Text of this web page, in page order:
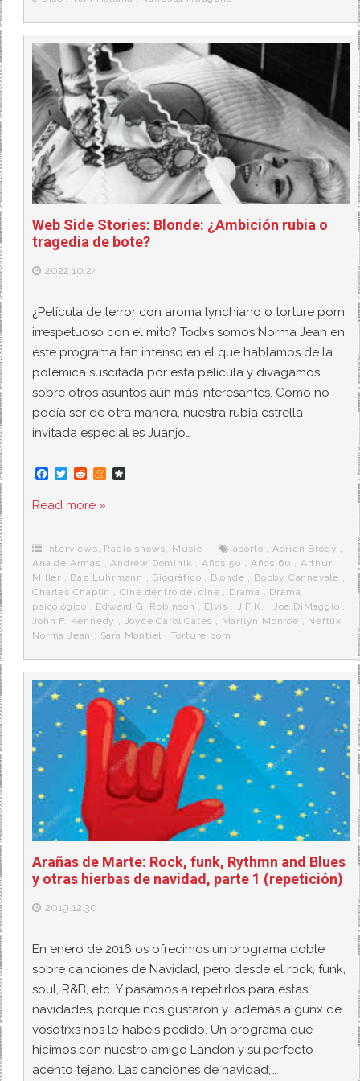
Web Side Stories: Blonde: ¿Ambición rubia o
tragedia de bote?
2022.10.24
¿Película de terror con aroma lynchiano o torture porn
irrespetuoso con el mito? Todxs somos Norma Jean en
este programa tan intenso en el que hablamos de la
polémica suscitada por esta película y divagamos
sobre otros asuntos aún más interesantes. Como no
podía ser de otra manera, nuestra rubia estrella
invitada especial es Juanjo…
F
e
o
k
T
t
r
R
d
M
e
r
a
Read more »
Interviews, Radio shows, Music aborto , Adrien Brody ,
Ana de Armas ,Andrew Dominik , Años 50 , Años 60 , Arthur
Miller , Baz Luhrmann , Biográfico , Blonde , Bobby Cannavale ,
Charles Chaplin , Cine dentro del cine , Drama , Drama
psicológico , Edward G. Robinson , Elvis , J.F.K. , Joe DiMaggio ,
John F. Kennedy , Joyce Carol Oates , Marilyn Monroe , Neftlix ,
Norma Jean , Sara Montiel , Torture porn
Arañas de Marte: Rock, funk, Rythmn and Blues
y otras hierbas de navidad, parte 1 (repetición)
2019.12.30
En enero de 2016 os ofrecimos un programa doble
sobre canciones de Navidad, pero desde el rock, funk,
soul, R&B, etc…Y pasamos a repetirlos para estas
navidades, porque nos gustaron y además algunx de
vosotrxs nos lo habéis pedido. Un programa que
hicimos con nuestro amigo Landon y su perfecto
acento tejano. Las canciones de navidad,…